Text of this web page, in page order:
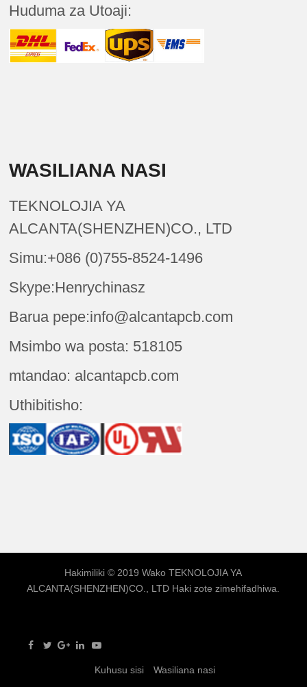
Huduma za Utoaji:
WASILIANA NASI
TEKNOLOJIA YA
ALCANTA(SHENZHEN)CO., LTD
Simu:+086 (0)755-8524-1496
Skype:Henrychinasz
Barua pepe:info@alcantapcb.com
Msimbo wa posta: 518105
mtandao: alcantapcb.com
Uthibitisho:
Hakimiliki © 2019 WakoTEKNOLOJIA YA
ALCANTA(SHENZHEN)CO., LTD Haki zote zimehifadhiwa.
Kuhusu sisi Wasiliana nasi